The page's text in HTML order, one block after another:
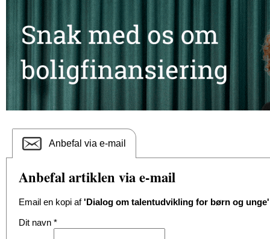
Anbefal via e-mail
Anbefal artiklen via e-mail
Email en kopi af'Dialog om talentudvikling for børn og unge'
Dit navn *